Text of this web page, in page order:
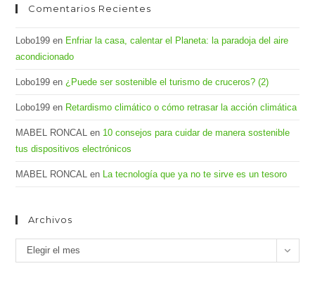
Comentarios Recientes
Lobo199 en Enfriar la casa, calentar el Planeta: la paradoja del aire
acondicionado
Lobo199 en ¿Puede ser sostenible el turismo de cruceros? (2)
Lobo199 en Retardismo climático o cómo retrasar la acción climática
MABEL RONCAL en 10 consejos para cuidar de manera sostenible
tus dispositivos electrónicos
MABEL RONCAL en La tecnología que ya no te sirve es un tesoro
Archivos
Archivos
Elegir el mes